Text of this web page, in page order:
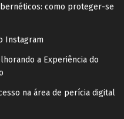
como proteger-se
Instagram
a Experiência do
na área de perícia digital